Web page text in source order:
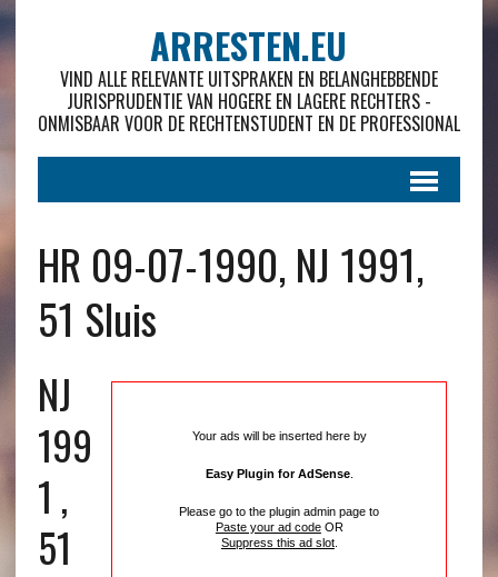
ARRESTEN.EU
VIND ALLE RELEVANTE UITSPRAKEN EN BELANGHEBBENDE
JURISPRUDENTIE VAN HOGERE EN LAGERE RECHTERS -
ONMISBAAR VOOR DE RECHTENSTUDENT EN DE PROFESSIONAL
HR 09-07-1990, NJ 1991,
51 Sluis
Your ads will be inserted here by
Easy Plugin for AdSense.
Please go to the plugin admin page to
Paste your ad codeOR
Suppress this ad slot.
NJ
199
1 ,
51